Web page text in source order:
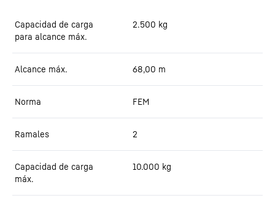
Capacidad de carga
para alcance máx.
2.500 kg
Alcance máx. 68,00 m
Norma FEM
Ramales 2
Capacidad de carga
máx.
10.000 kg